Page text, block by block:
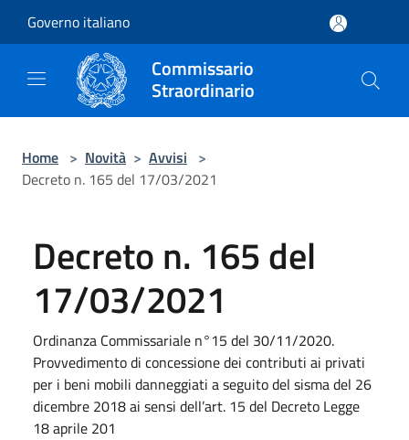
Governo italiano
Commissario
Straordinario
Home > Novità > Avvisi >
Decreto n. 165 del 17/03/2021
Decreto n. 165 del
17/03/2021
Ordinanza Commissariale n°15 del 30/11/2020.
Provvedimento di concessione dei contributi ai privati
per i beni mobili danneggiati a seguito del sisma del 26
dicembre 2018 ai sensi dell’art. 15 del Decreto Legge
18 aprile 201